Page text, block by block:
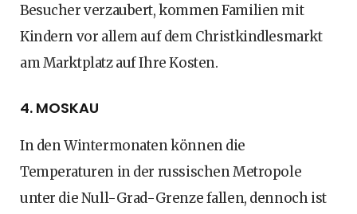
Besucher verzaubert, kommen Familien mit
Kindern vor allem auf dem Christkindlesmarkt
am Marktplatz auf Ihre Kosten.
4. MOSKAU
In den Wintermonaten können die
Temperaturen in der russischen Metropole
unter die Null-Grad-Grenze fallen, dennoch ist